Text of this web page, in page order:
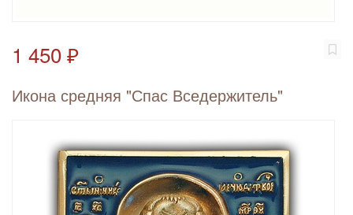
1 450 ₽
Икона средняя "Спас Вседержитель"